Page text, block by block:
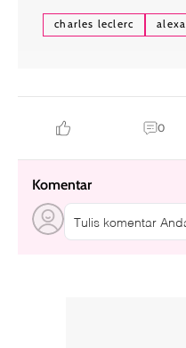
charles leclerc
0
Komentar
Tulis komentar